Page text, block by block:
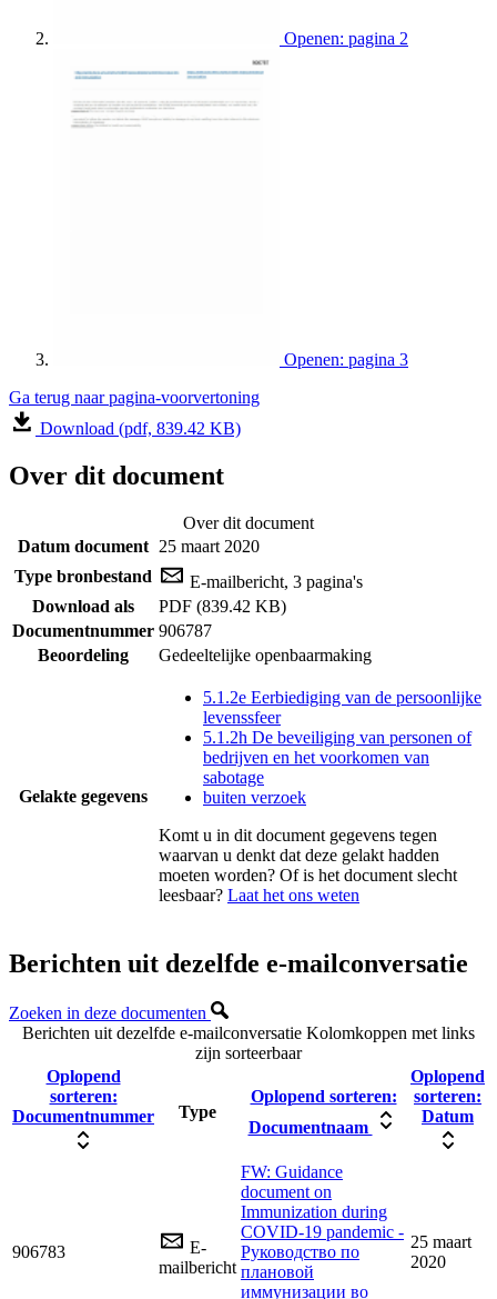
Openen: pagina 2
Openen: pagina 3
Ga terug naar pagina-voorvertoning
Download (pdf, 839.42 KB)
Over dit document
Over dit document
Datum document 25 maart 2020
Type bronbestand
E-mailbericht, 3 pagina's
Download als
PDF (839.42 KB)
Documentnummer 906787
Beoordeling
Gedeeltelijke openbaarmaking
Gelakte gegevens
5.1.2e Eerbiediging van de persoonlijke
levenssfeer
5.1.2h De beveiliging van personen of
bedrijven en het voorkomen van
sabotage
buiten verzoek
Komt u in dit document gegevens tegen
waarvan u denkt dat deze gelakt hadden
moeten worden? Of is het document slecht
leesbaar? Laat het ons weten
Berichten uit dezelfde e-mailconversatie
Zoeken in deze documenten
Berichten uit dezelfde e-mailconversatie Kolomkoppen met links
zijn sorteerbaar
Oplopend
sorteren:
Documentnummer
Type
Oplopend sorteren:
Documentnaam
Oplopend
sorteren:
Datum
906783
E-
mailbericht
FW: Guidance
document on
Immunization during
COVID-19 pandemic -
Руководcтво по
плановой
иммунизации во
25 maart
2020